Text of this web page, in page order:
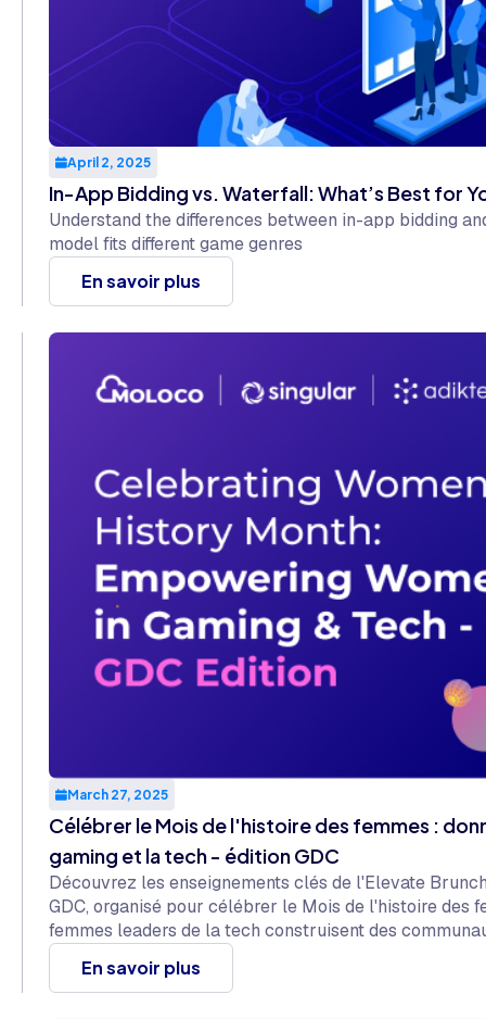
April 2, 2025
In-App Bidding vs. Waterfall: What’s Best for
Understand the differences between in-app bidding
model fits different game genres
En savoir plus
March 27, 2025
Célébrer le Mois de l'histoire des femmes :
gaming et la tech - édition GDC
Découvrez les enseignements clés de l'Elevate
GDC, organisé pour célébrer le Mois de l'histoire des
femmes leaders de la tech construisent des
en opportunité et incarnent des ambitions
En savoir plus